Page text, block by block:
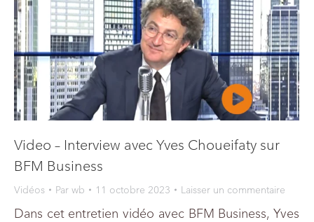
Video – Interview avec Yves Choueifaty sur
BFM Business
Vidéos Par wb 11 octobre 2023 Laisser un commentaire
Dans cet entretien vidéo avec BFM Business, Yves